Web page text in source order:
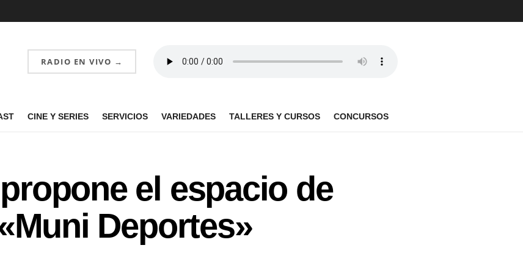
RADIO EN VIVO →
CINE Y SERIES SERVICIOS VARIEDADES TALLERES Y CURSOS CONCURSOS
el espacio de
Deportes»